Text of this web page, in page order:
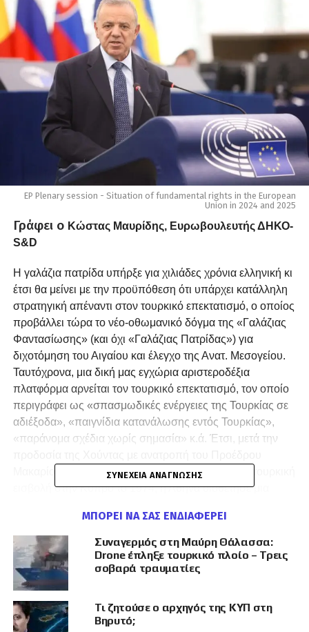
EP Plenary session - Situation of fundamental rights in the European
Union in 2024 and 2025
Γράφει ο Κώστας Μαυρίδης, Ευρωβουλευτής ΔΗΚΟ-
S& D
Η γαλάζια πατρίδα υπήρξε για χιλιάδες χρόνια ελληνική κι
έτσι θα μείνει με την προϋπόθεση ότι υπάρχει κατάλληλη
στρατηγική απέναντι στον τουρκικό επεκτατισμό, ο οποίος
προβάλλει τώρα το νέο-οθωμανικό δόγμα της «Γαλάζιας
Φαντασίωσης» (και όχι «Γαλάζιας Πατρίδας») για
διχοτόμηση του Αιγαίου και έλεγχο της Ανατ. Μεσογείου.
Ταυτόχρονα, μια δική μας εγχώρια αριστεροδέξια
πλατφόρμα αρνείται τον τουρκικό επεκτατισμό, τον οποίο
περιγράφει ως «σπασμωδικές ενέργειες της Τουρκίας σε
αδιέξοδα», «παιγνίδια κατανάλωσης εντός Τουρκίας»,
«παράνομα σχέδια χωρίς σημασία» κ.ά. Έτσι, μετά την
Μακαρίου με πραξικόπημα για να ακολουθήσει η τουρκική
εισβολή στην Κύπρο το 1974, η Αθήνα υιοθέτησε μια
πρόσκαιρες μεταλλαγές. Από το «η Κύπρος κείται
μακράν» της Αθήνας το 1974, ξεκίνησε η κλιμακωτή
προβολή παράνομων διεκδικήσεων και φτάσαμε στο
σήμερα με την Ελλάδα να έχει «παγώσει» την άσκηση
κυριαρχικών της δικαιωμάτων για θαλάσσιες ζώνες στο
Αιγαίο και προς την Κύπρο, να έχει παγώσει η πόντιση
καλωδίου σε διεθνή ύδατα λόγω τουρκικών αντιδράσεων
ΣΥΝΈΧΕΙΑ ΑΝΆΓΝΩΣΗΣ
ΜΠΟΡΕΊ ΝΑ ΣΑΣ ΕΝΔΙΑΦΈΡΕΙ
Συναγερμός στη Μαύρη Θάλασσα:
Drone έπληξε τουρκικό πλοίο – Τρεις
σοβαρά τραυματίες
Τι ζητούσε ο αρχηγός της ΚΥΠ στη
Βηρυτό;